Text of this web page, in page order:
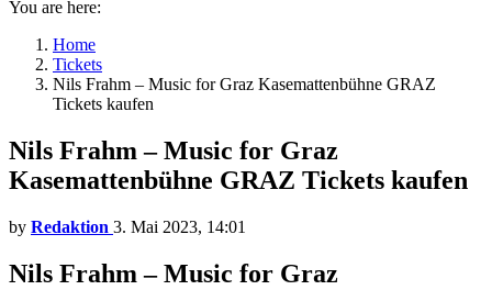
You are here:
Home
Tickets
Nils Frahm – Music for Graz Kasemattenbühne GRAZ
Tickets kaufen
Nils Frahm – Music for Graz
Kasemattenbühne GRAZ Tickets kaufen
by Redaktion 3. Mai 2023, 14:01
Nils Frahm – Music for Graz